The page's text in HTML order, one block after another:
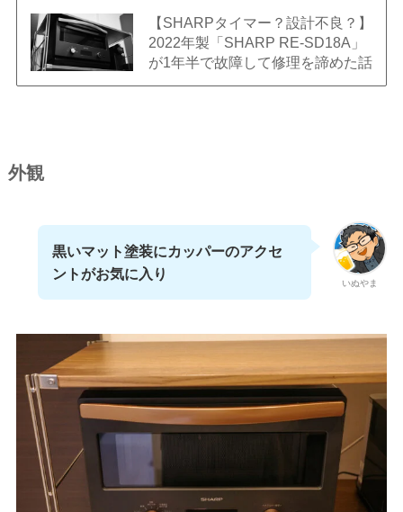
【SHARPタイマー？設計不良？】
2022年製「SHARP RE-SD18A」
が1年半で故障して修理を諦めた話
外観
いぬやま
黒いマット塗装にカッパーのアクセ
ントがお気に入り